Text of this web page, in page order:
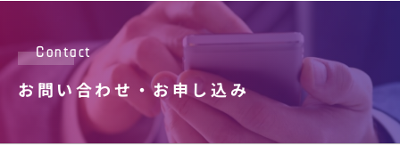
Contact
お問い合わせ・お申し込み